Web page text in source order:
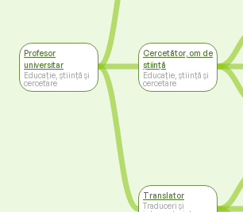
Profesor
universitar
Educație, știință și
cercetare
Cercetător, om de
știință
Educație, știință și
cercetare
Translator
Traduceri și